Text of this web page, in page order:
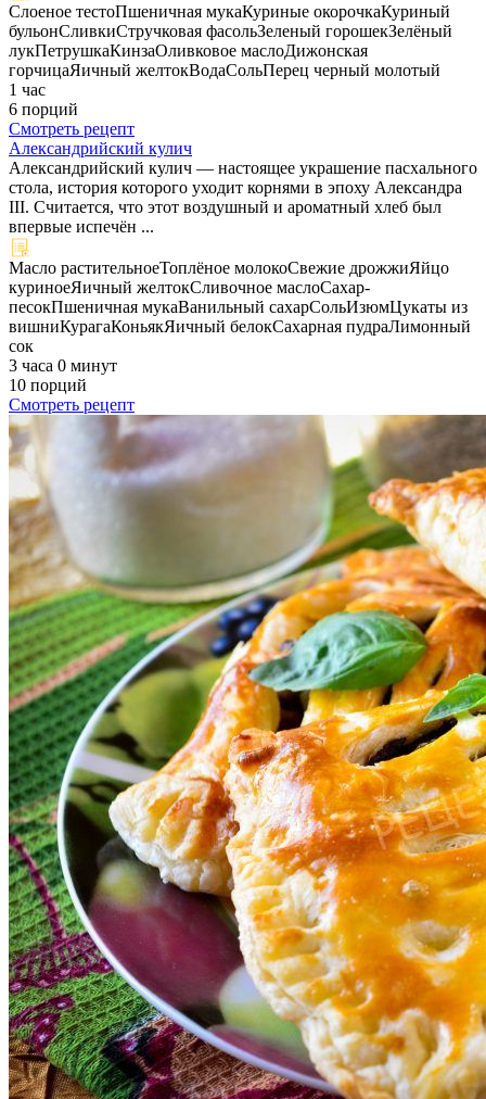
Слоеное тестоПшеничная мукаКуриные окорочкаКуриный
бульонСливкиСтручковая фасольЗеленый горошекЗелёный
лукПетрушкаКинзаОливковое маслоДижонская
горчицаЯичный желтокВодаСольПерец черный молотый
1 час
6 порций
Смотреть рецепт
Александрийский кулич
Александрийский кулич — настоящее украшение пасхального
стола, история которого уходит корнями в эпоху Александра
III. Считается, что этот воздушный и ароматный хлеб был
впервые испечён ...
Масло растительноеТоплёное молокоСвежие дрожжиЯйцо
куриноеЯичный желтокСливочное маслоСахар-
песокПшеничная мукаВанильный сахарСольИзюмЦукаты из
вишниКурагаКоньякЯичный белокСахарная пудраЛимонный
сок
3 часа 0 минут
10 порций
Смотреть рецепт